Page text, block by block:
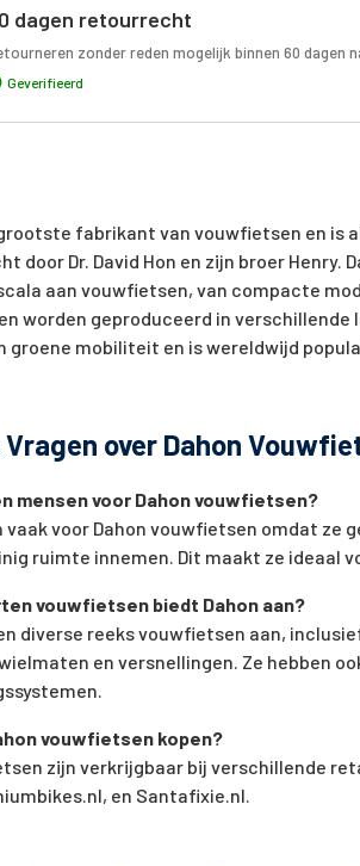
dagen retourrecht
zonder reden mogelijk binnen 60 dagen
Geverifieerd
fabrikant van vouwfietsen en is
door Dr. David Hon en zijn broer
aan vouwfietsen, van compacte
worden geproduceerd in verschillende
groene mobiliteit en is wereldwijd
over Dahon
mensen voor Dahon vouwfietsen?
vaak voor Dahon vouwfietsen omdat ze
ruimte innemen. Dit maakt ze ideaal
vouwfietsen biedt Dahon aan?
diverse reeks vouwfietsen aan,
en versnellingen. Ze hebben
vouwfietsen kopen?
zijn verkrijgbaar bij verschillende
en Santafixie.nl.